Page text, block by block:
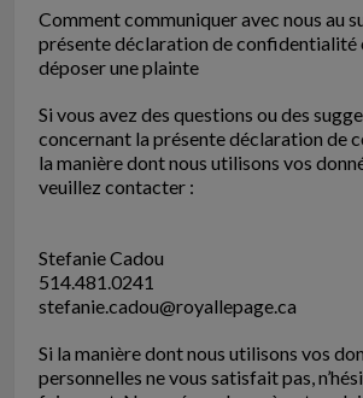
Comment communiquer avec nous au
présente déclaration de confidentialité
déposer une plainte
Si vous avez des questions ou des
concernant la présente déclaration de
la manière dont nous utilisons vos
veuillez contacter :
Stefanie Cadou
514.481.0241
stefanie.cadou@royallepage.ca
Si la manière dont nous utilisons vos
personnelles ne vous satisfait pas,